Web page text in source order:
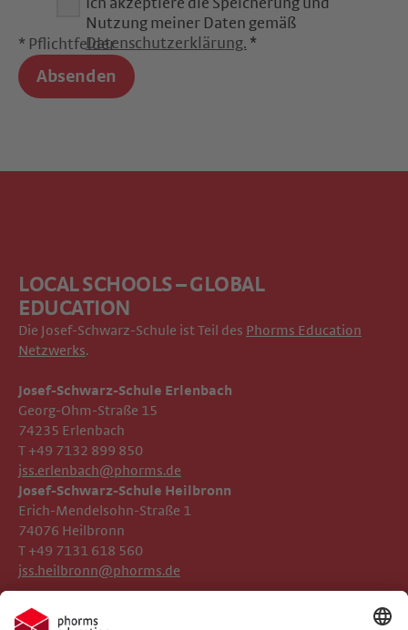
Ich akzeptiere die Speicherung und
Nutzung meiner Daten gemäß
Datenschutzerklärung. *
* Pflichtfelder
Absenden
LOCAL SCHOOLS – GLOBAL
EDUCATION
Die Josef-Schwarz-Schule ist Teil des Phorms Education
Netzwerks.
Josef-Schwarz-Schule Erlenbach
Georg-Ohm-Straße 15
74235 Erlenbach
T +49 7132 899 850
jss.erlenbach@phorms.de
Josef-Schwarz-Schule Heilbronn
Erich-Mendelsohn-Straße 1
74076 Heilbronn
T +49 7131 618 560
jss.heilbronn@phorms.de